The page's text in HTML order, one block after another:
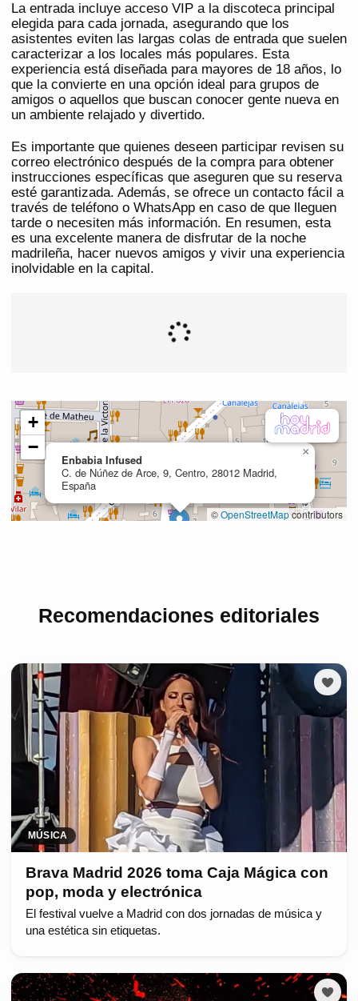
La entrada incluye acceso VIP a la discoteca principal
elegida para cada jornada, asegurando que los
asistentes eviten las largas colas de entrada que suelen
caracterizar a los locales más populares. Esta
experiencia está diseñada para mayores de 18 años, lo
que la convierte en una opción ideal para grupos de
amigos o aquellos que buscan conocer gente nueva en
un ambiente relajado y divertido.
Es importante que quienes deseen participar revisen su
correo electrónico después de la compra para obtener
instrucciones específicas que aseguren que su reserva
esté garantizada. Además, se ofrece un contacto fácil a
través de teléfono o WhatsApp en caso de que lleguen
tarde o necesiten más información. En resumen, esta
es una excelente manera de disfrutar de la noche
madrileña, hacer nuevos amigos y vivir una experiencia
inolvidable en la capital.
Recomendaciones editoriales
MÚSICA
Brava Madrid 2026 toma Caja Mágica con
pop, moda y electrónica
El festival vuelve a Madrid con dos jornadas de música y
una estética sin etiquetas.